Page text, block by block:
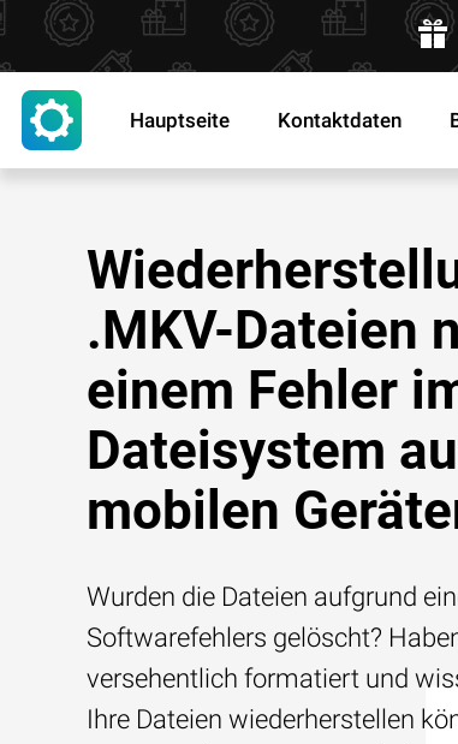
Hauptseite Kontaktdaten
.MKV-Dateien
einem Fehler
Dateisystem
mobilen
Wurden die Dateien aufgrund
Softwarefehlers gelöscht?
versehentlich formatiert und
Ihre Dateien wiederherstellen